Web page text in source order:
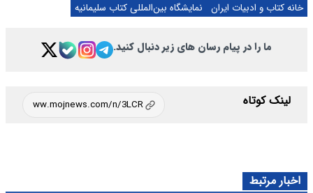
خانه کتاب و ادبیات ایران
نمایشگاه بین‌المللی کتاب سلیمانیه
ما را در پیام رسان های زیر دنبال کنید.
لینک کوتاه
اخبار مرتبط